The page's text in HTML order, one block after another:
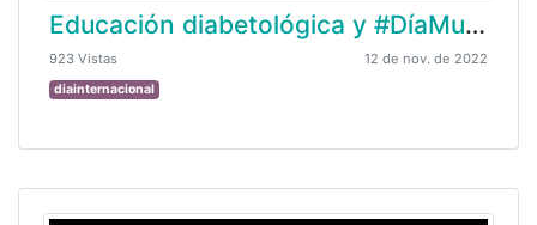
Educación diabetológica y #DíaMundialdelaDiabetes | Juan Francisco Perán, presidente de FEDE
923 Vistas 12 de nov. de 2022
diainternacional